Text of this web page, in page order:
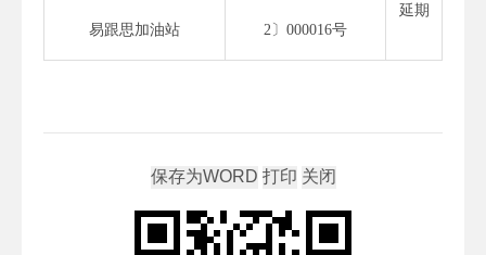
易跟思加油站 2〕000016号
延期